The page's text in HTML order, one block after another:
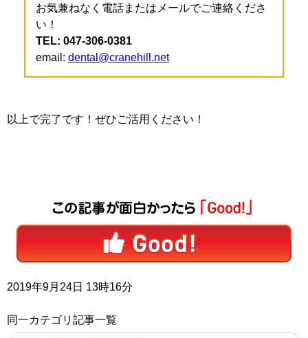
お気兼ねなく電話またはメールでご連絡くださ
い！
TEL: 047-306-0381
email: dental@cranehill.net
以上で完了です！ぜひご活用ください！
2019年9月24日 13時16分
同一カテゴリ記事一覧